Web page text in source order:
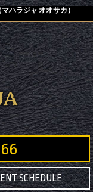
マハラジャ オオサカ）
SCHEDULE